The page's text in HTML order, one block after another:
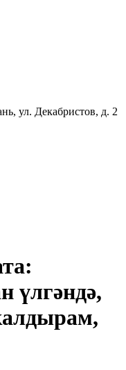
ул. Декабристов, д. 2
үлгәндә,